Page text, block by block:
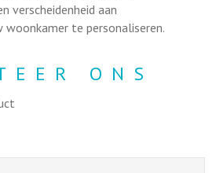
verscheidenheid aan
woonkamer te personaliseren.
ONS